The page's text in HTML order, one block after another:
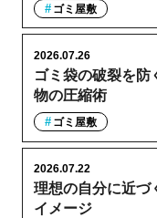
ゴミ屋敷
ゴミ袋の破裂を防
物の圧縮術
2026.07.26
ゴミ屋敷
理想の自分に近づ
イメージ
2026.07.22